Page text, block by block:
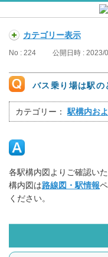
カテゴリー表示
No : 224 公開日時 : 2023/
バス乗り場は駅
カテゴリー： 駅構内お
各駅構内図よりご確認いた
構内図は路線図・駅情報
ください。